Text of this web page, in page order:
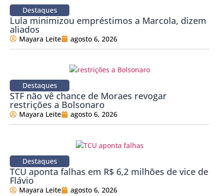
Destaques
Lula minimizou empréstimos a Marcola, dizem
aliados
Mayara Leite agosto 6, 2026
Destaques
STF não vê chance de Moraes revogar
restrições a Bolsonaro
Mayara Leite agosto 6, 2026
Destaques
TCU aponta falhas em R$ 6,2 milhões de vice de
Flávio
Mayara Leite agosto 6, 2026